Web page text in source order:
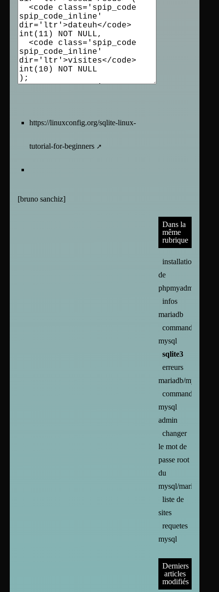
https://linuxconfig.org/sqlite-linux-
tutorial-for-beginners
[bruno sanchiz]
Dans la
même
rubrique
installation
de
phpmyadmin
infos
mariadb
commandes
mysql
sqlite3
erreurs
mariadb/mysql
commandes
mysql
admin
changer
le mot de
passe root
du
mysql/mariadb
liste de
sites
requetes
mysql
Derniers
articles
modifiés